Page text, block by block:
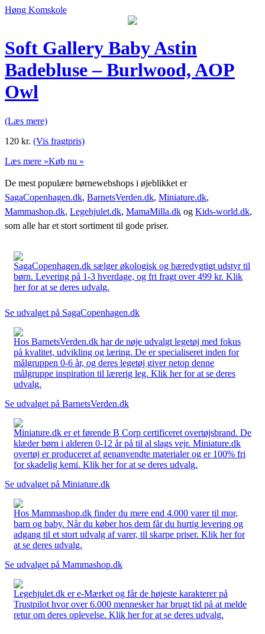
Høng Komskole
Soft Gallery Baby Astin
Badebluse – Burlwood, AOP
Owl
(Læs mere)
120 kr. (Vis fragtpris)
Læs mere »Køb nu »
De mest populære børnewebshops i øjeblikket er
SagaCopenhagen.dk, BarnetsVerden.dk, Miniature.dk,
Mammashop.dk, Legehjulet.dk, MamaMilla.dk og Kids-world.dk,
som alle har et stort sortiment til gode priser.
SagaCopenhagen.dk sælger økologisk og bæredygtigt udstyr til
børn. Levering på 1-3 hverdage, og fri fragt over 499 kr. Klik
her for at se deres udvalg.
Se udvalget på SagaCopenhagen.dk
Hos BarnetsVerden.dk har de nøje udvalgt legetøj med fokus
på kvalitet, udvikling og læring. De er specialiseret inden for
målgruppen 0-6 år, og deres legetøj giver netop denne
målgruppe inspiration til lærerig leg. Klik her for at se deres
udvalg.
Se udvalget på BarnetsVerden.dk
Miniature.dk er et førende B Corp certificeret overtøjsbrand. De
klæder børn i alderen 0-12 år på til al slags vejr. Miniature.dk
overtøj er produceret af genanvendte materialer og er 100% fri
for skadelig kemi. Klik her for at se deres udvalg.
Se udvalget på Miniature.dk
Hos Mammashop.dk finder du mere end 4.000 varer til mor,
barn og baby. Når du køber hos dem får du hurtig levering og
adgang til et stort udvalg af varer, til skarpe priser. Klik her for
at se deres udvalg.
Se udvalget på Mammashop.dk
Legehjulet.dk er e-Mærket og får de højeste karakterer på
Trustpilot hvor over 6.000 mennesker har brugt tid på at melde
retur om deres oplevelse. Klik her for at se deres udvalg.